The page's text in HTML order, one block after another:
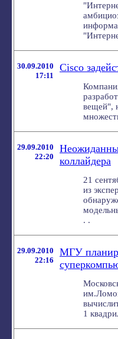
30.09.2010
17:11
Cisco
вещей",
29.09.2010
22:20
коллайдера
21
из
. .
29.09.2010
22:16
МГУ
1